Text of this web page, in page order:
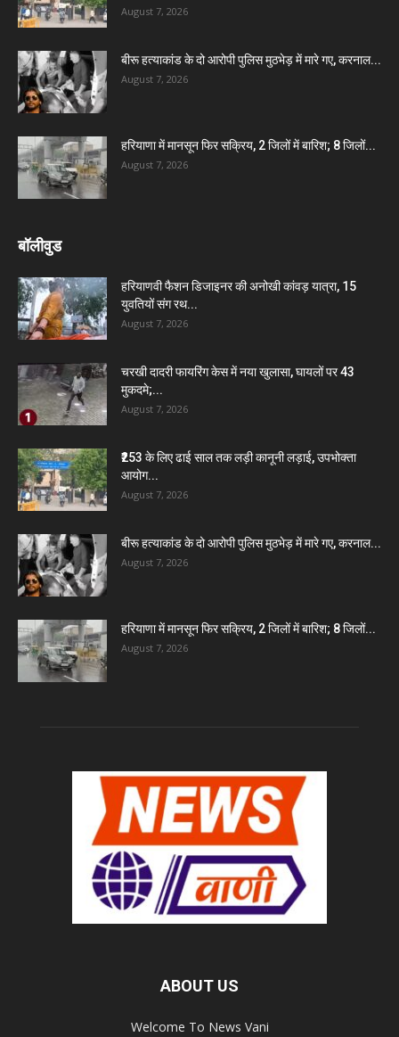
August 7, 2026
बीरू हत्याकांड के दो आरोपी पुलिस मुठभेड़ में मारे गए, करनाल...
August 7, 2026
हरियाणा में मानसून फिर सक्रिय, 2 जिलों में बारिश; 8 जिलों...
August 7, 2026
बॉलीवुड
हरियाणवी फैशन डिजाइनर की अनोखी कांवड़ यात्रा, 15
युवतियों संग रथ...
August 7, 2026
चरखी दादरी फायरिंग केस में नया खुलासा, घायलों पर 43
मुकदमे;...
August 7, 2026
₹253 के लिए ढाई साल तक लड़ी कानूनी लड़ाई, उपभोक्ता
आयोग...
August 7, 2026
बीरू हत्याकांड के दो आरोपी पुलिस मुठभेड़ में मारे गए, करनाल...
August 7, 2026
हरियाणा में मानसून फिर सक्रिय, 2 जिलों में बारिश; 8 जिलों...
August 7, 2026
ABOUT US
Welcome To News Vani